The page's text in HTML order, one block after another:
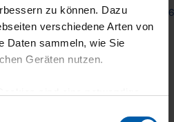
zu können. Dazu
verschiedene Arten von
Daten sammeln, wie Sie
Geräten nutzen.
from